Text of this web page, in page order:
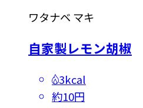
ワタナベ マキ
自家製レモン胡椒
3kcal
約10円